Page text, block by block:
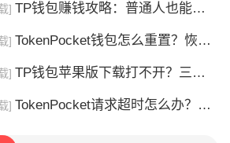
] TP钱包赚钱攻略：普通人也能做的几种方式
] TokenPocket钱包怎么重置？恢复出厂设置方法详解
] TP钱包苹果版下载打不开？三步解决下载问题
] TokenPocket请求超时怎么办？这几招帮你快速解决